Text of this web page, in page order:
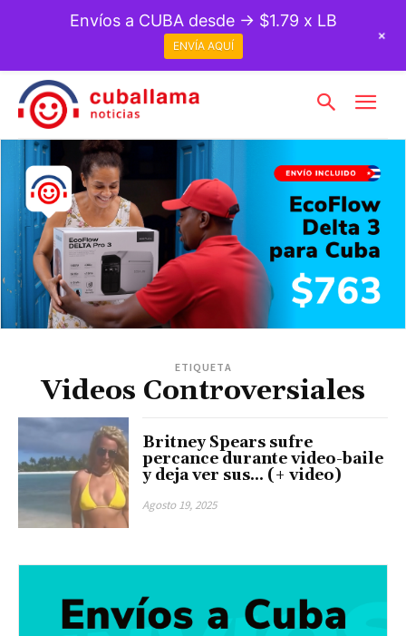
ETIQUETA
Videos Controversiales
Britney Spears sufre
percance durante video-baile
y deja ver sus… (+ video)
Agosto 19, 2025
Envíos a CUBA desde → $1.79 x LB
ENVÍA AQUÍ
+